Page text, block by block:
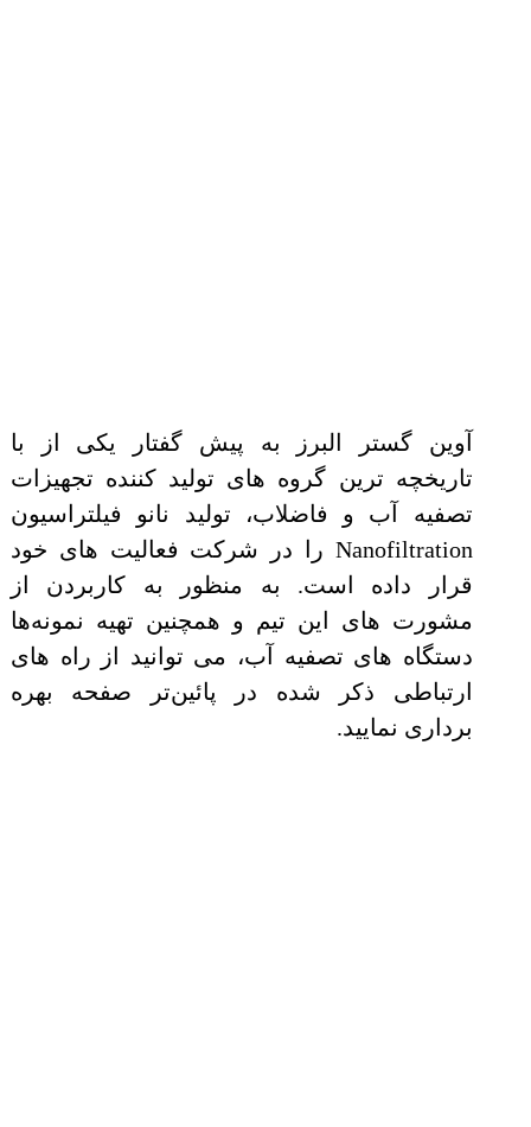
آوین گستر البرز به پیش گفتار یکی از با
تاریخچه ترین گروه های تولید کننده تجهیزات
تصفیه آب و فاضلاب، تولید نانو فیلتراسیون
Nanofiltration را در شرکت فعالیت های خود
قرار داده است. به منظور به کاربردن از
مشورت های این تیم و همچنین تهیه نمونه‌ها
دستگاه های تصفیه آب، می توانید از راه های
ارتباطی ذکر شده در پائین‌تر صفحه بهره
برداری نمایید.